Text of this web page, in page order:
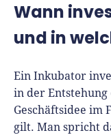
Wann
und in
Ein Inkubator
in der Entstehung
Geschäftsidee im
gilt. Man spricht